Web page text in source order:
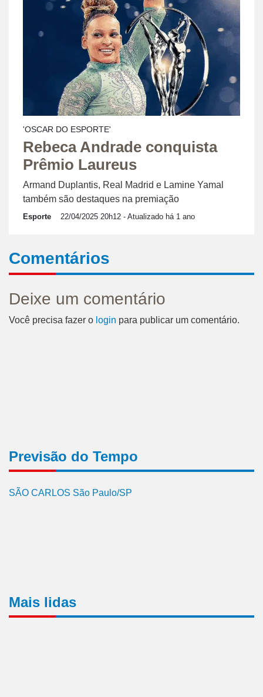
'OSCAR DO ESPORTE'
Rebeca Andrade conquista
Prêmio Laureus
Armand Duplantis, Real Madrid e Lamine Yamal
também são destaques na premiação
Esporte 22/04/2025 20h12 - Atualizado há 1 ano
Comentários
Deixe um comentário
Você precisa fazer o login para publicar um comentário.
Previsão do Tempo
SÃO CARLOS São Paulo/SP
Mais lidas